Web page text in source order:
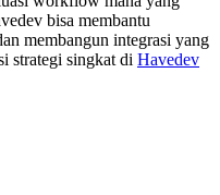
bisa membantu
membangun integrasi yang
strategi singkat di Havedev